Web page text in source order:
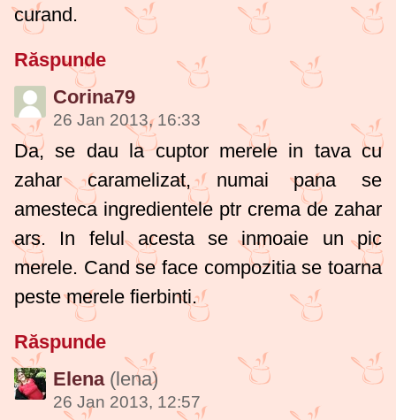
curand.
Răspunde
Corina79
26 Jan 2013, 16:33
Da, se dau la cuptor merele in tava cu
zahar caramelizat, numai pana se
amesteca ingredientele ptr crema de zahar
ars. In felul acesta se inmoaie un pic
merele. Cand se face compozitia se toarna
peste merele fierbinti.
Răspunde
Elena (lena)
26 Jan 2013, 12:57